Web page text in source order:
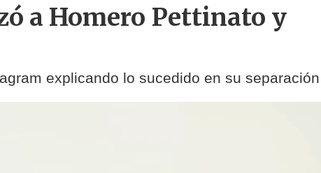
a Homero Pettinato y
explicando lo sucedido en su separación